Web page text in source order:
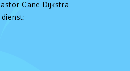
Oane Dijkstra